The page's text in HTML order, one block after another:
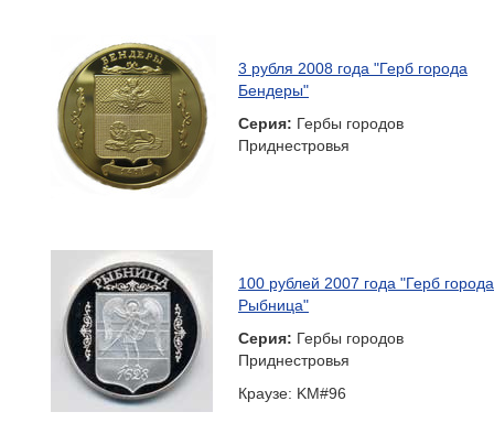
3 рубля 2008 года "Герб города
Бендеры"
Серия: Гербы городов
Приднестровья
100 рублей 2007 года "Герб города
Рыбница"
Серия: Гербы городов
Приднестровья
Краузе: KM#96